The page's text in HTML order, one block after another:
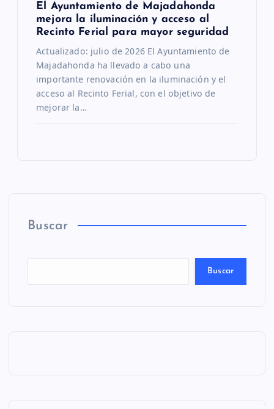
El Ayuntamiento de Majadahonda
mejora la iluminación y acceso al
Recinto Ferial para mayor seguridad
Actualizado: julio de 2026 El Ayuntamiento de
Majadahonda ha llevado a cabo una
importante renovación en la iluminación y el
acceso al Recinto Ferial, con el objetivo de
mejorar la…
Buscar
Buscar